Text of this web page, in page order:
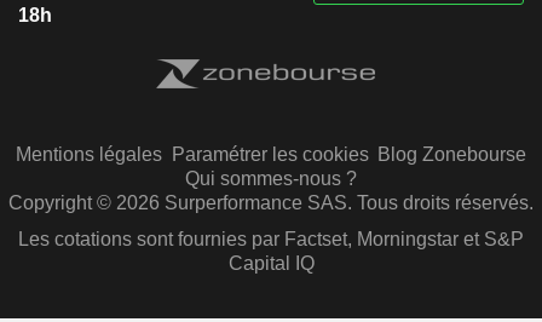
18h
Mentions légales Paramétrer les cookies Blog Zonebourse
Qui sommes-nous ?
Copyright © 2026 Surperformance SAS. Tous droits réservés.
Les cotations sont fournies par Factset, Morningstar et S&P
Capital IQ